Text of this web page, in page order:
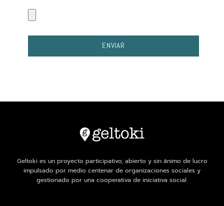
ENVIAR
Geltoki es un proyecto participativo, abierto y sin ánimo de lucro
impulsado por medio centenar de organizaciones sociales y
gestionado por una cooperativa de iniciativa social.